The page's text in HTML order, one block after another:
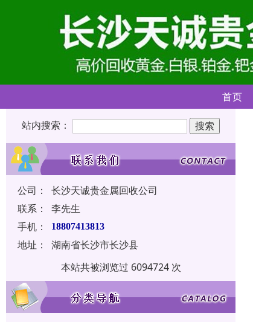
首页
站内搜索：
公司：
长沙天诚贵金属回收公司
联系：
李先生
手机：
18807413813
地址：
湖南省长沙市长沙县
本站共被浏览过 6094724 次